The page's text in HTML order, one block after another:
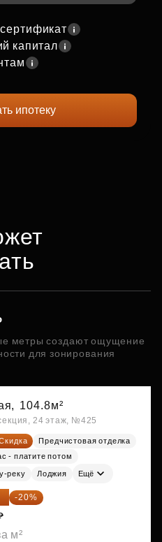
капитал
ипотеку
метры создают ощущение
для зонирования
104.8м²
24 этаж, №425
Предчистовая отделка
- платите потом
реку Лоджия Ещё
₽ -20%
м²